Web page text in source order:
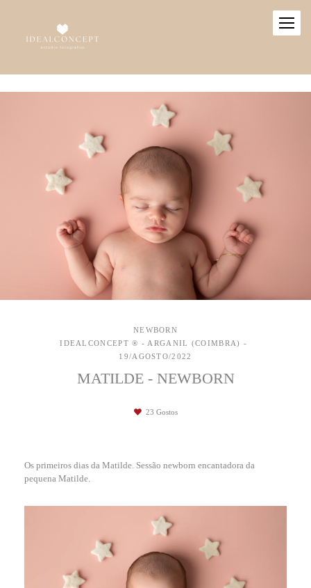
NEWBORN
IDEALCONCEPT ® - ARGANIL (COIMBRA)
19/AGOSTO/2022
MATILDE - NEWBORN
23 Gostos
Os primeiros dias da Matilde. Sessão newborn encantadora da
pequena Matilde.